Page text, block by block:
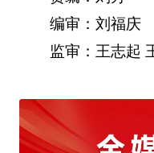
编审：刘福庆
监审：王志起